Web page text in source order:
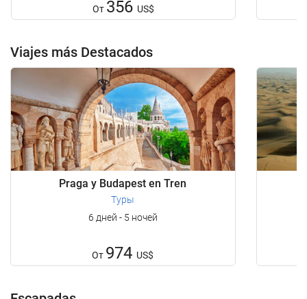
От 356 US$
Viajes más Destacados
Praga y Budapest en Tren
Туры
6 дней - 5 ночей
От 974 US$